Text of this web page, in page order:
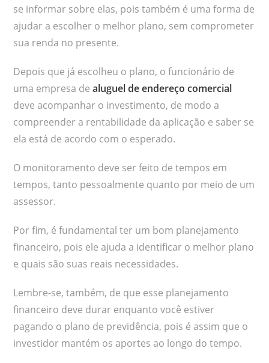
se informar sobre elas, pois também é uma forma de
ajudar a escolher o melhor plano, sem comprometer
sua renda no presente.
Depois que já escolheu o plano, o funcionário de
uma empresa dealuguel de endereço comercial
deve acompanhar o investimento, de modo a
compreender a rentabilidade da aplicação e saber se
ela está de acordo com o esperado.
O monitoramento deve ser feito de tempos em
tempos, tanto pessoalmente quanto por meio de um
assessor.
Por fim, é fundamental ter um bom planejamento
financeiro, pois ele ajuda a identificar o melhor plano
e quais são suas reais necessidades.
Lembre-se, também, de que esse planejamento
financeiro deve durar enquanto você estiver
pagando o plano de previdência, pois é assim que o
investidor mantém os aportes ao longo do tempo.